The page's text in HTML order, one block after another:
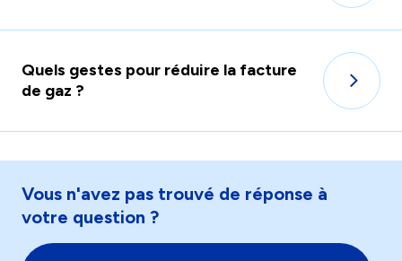
Quels gestes pour réduire la facture
de gaz ?
Vous n'avez pas trouvé de réponse à
votre question ?